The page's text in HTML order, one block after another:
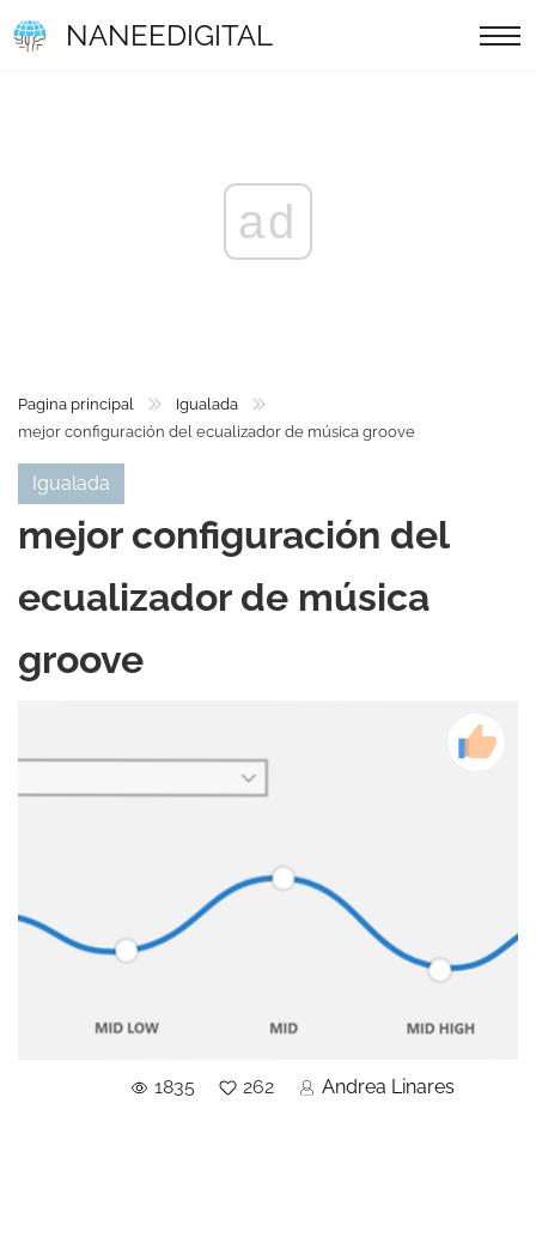
NANEEDIGITAL
ad
Pagina principal
Igualada
mejor configuración del ecualizador de música groove
Igualada
mejor configuración del
ecualizador de música
groove
1835 262 Andrea Linares